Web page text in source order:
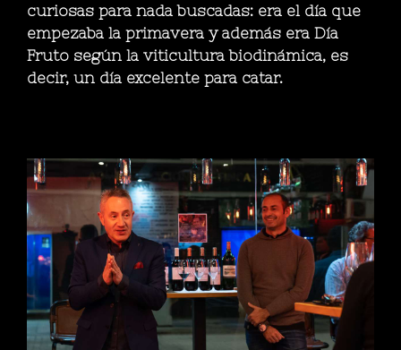
curiosas para nada buscadas: era el día que
empezaba la primavera y además era Día
Fruto según la viticultura biodinámica, es
decir, un día excelente para catar.